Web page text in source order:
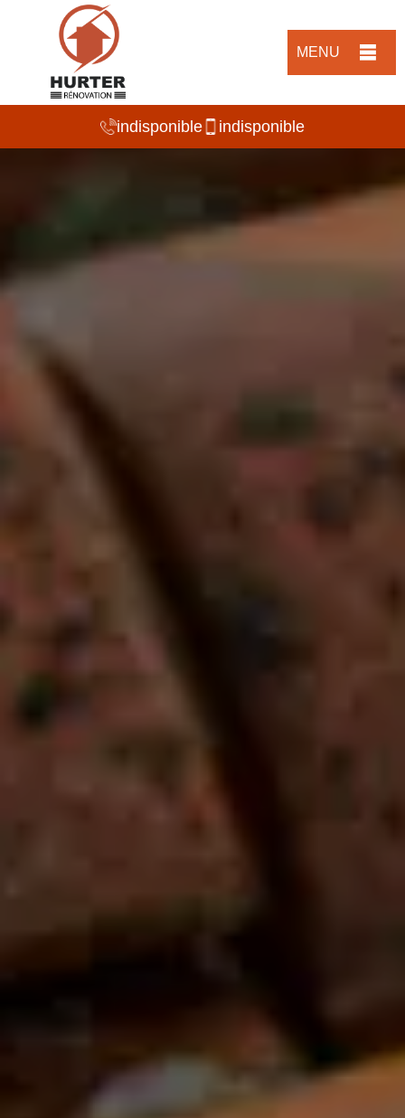
MENU
indisponible indisponible